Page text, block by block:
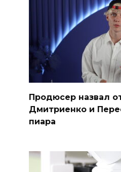
Продюсер назвал
Дмитриенко и
пиара